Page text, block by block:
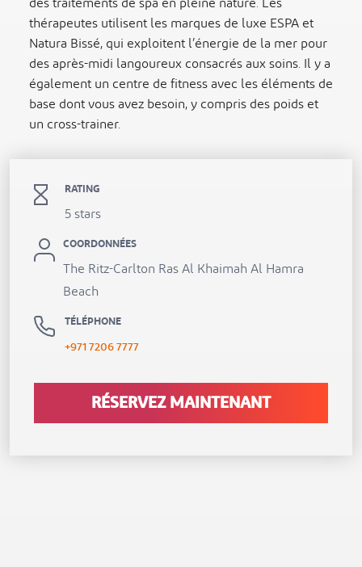
thérapeutes utilisent les marques de luxe ESPA et
Natura Bissé, qui exploitent l’énergie de la mer pour
des après-midi langoureux consacrés aux soins. Il y a
également un centre de fitness avec les éléments de
base dont vous avez besoin, y compris des poids et
un cross-trainer.
RATING
5 stars
COORDONNÉES
The Ritz-Carlton Ras Al Khaimah Al Hamra
Beach
TÉLÉPHONE
+971 7206 7777
RÉSERVEZ MAINTENANT